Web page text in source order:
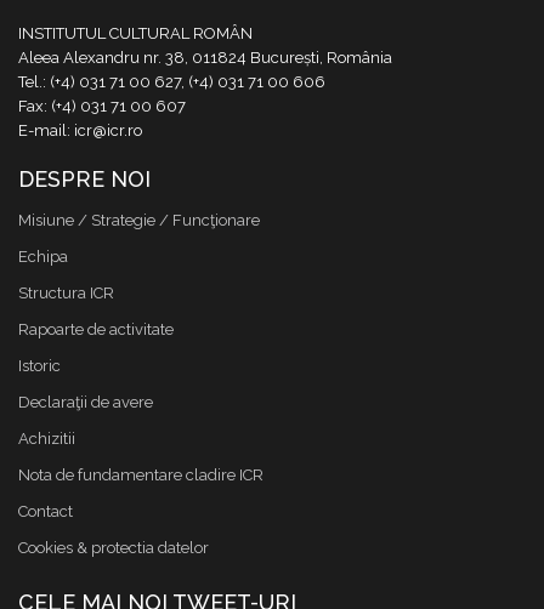
INSTITUTUL CULTURAL ROMÂN
Aleea Alexandru nr. 38, 011824 București, România
Tel.: (+4) 031 71 00 627, (+4) 031 71 00 606
Fax: (+4) 031 71 00 607
E-mail: icr@icr.ro
DESPRE NOI
Misiune / Strategie / Funcţionare
Echipa
Structura ICR
Rapoarte de activitate
Istoric
Declaraţii de avere
Achizitii
Nota de fundamentare cladire ICR
Contact
Cookies & protectia datelor
CELE MAI NOI TWEET-URI